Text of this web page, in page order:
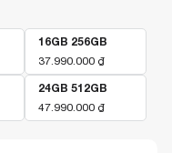
16GB 256GB
37.990.000 ₫
24GB 512GB
47.990.000 ₫